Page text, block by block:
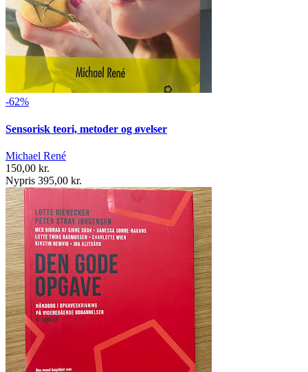
-62%
Sensorisk teori, metoder og øvelser
Michael René
150,00 kr.
Nypris 395,00 kr.